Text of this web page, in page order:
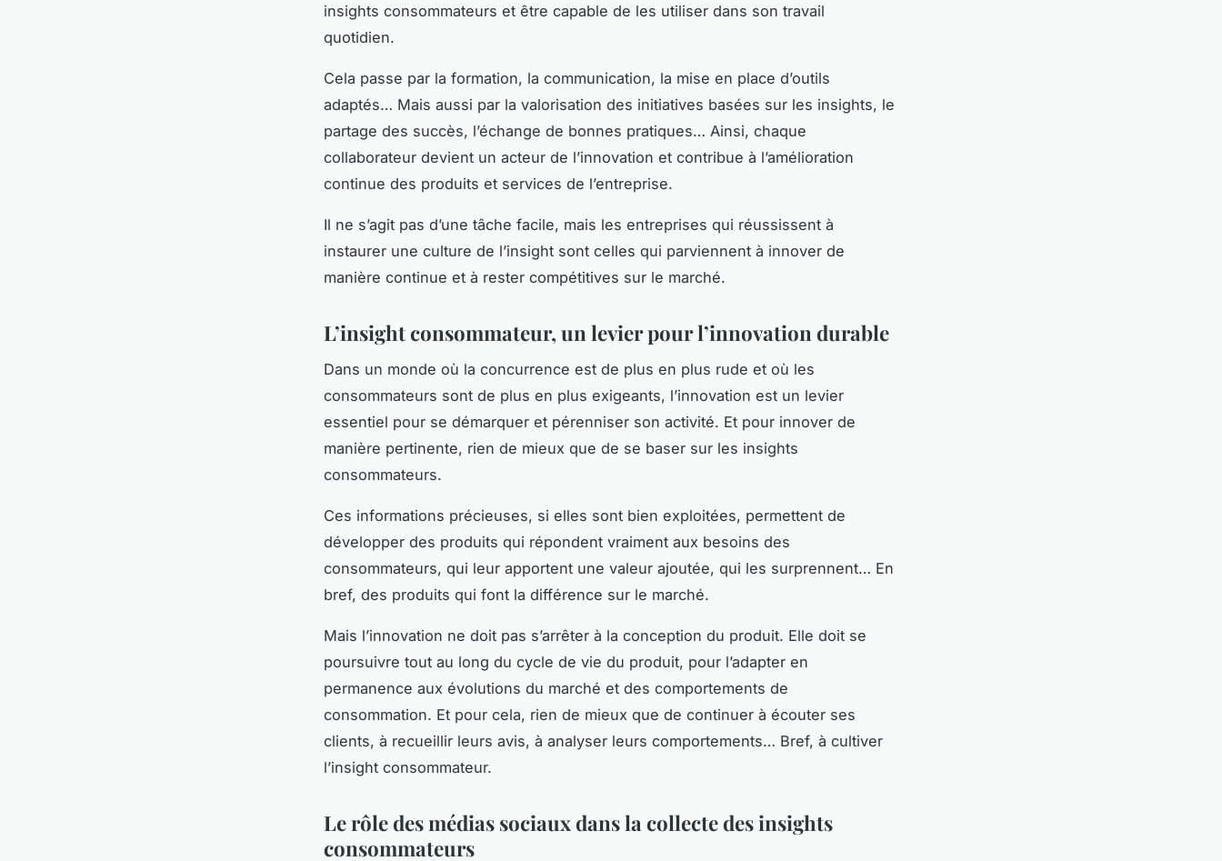
insights consommateurs et être capable de les utiliser dans son travail
quotidien.
Cela passe par la formation, la communication, la mise en place d’outils
adaptés… Mais aussi par la valorisation des initiatives basées sur les insights, le
partage des succès, l’échange de bonnes pratiques… Ainsi, chaque
collaborateur devient un acteur de l’innovation et contribue à l’amélioration
continue des produits et services de l’entreprise.
Il ne s’agit pas d’une tâche facile, mais les entreprises qui réussissent à
instaurer une culture de l’insight sont celles qui parviennent à innover de
manière continue et à rester compétitives sur le marché.
L’insight consommateur, un levier pour l’innovation durable
Dans un monde où la concurrence est de plus en plus rude et où les
consommateurs sont de plus en plus exigeants, l’innovation est un levier
essentiel pour se démarquer et pérenniser son activité. Et pour innover de
manière pertinente, rien de mieux que de se baser sur les insights
consommateurs.
Ces informations précieuses, si elles sont bien exploitées, permettent de
développer des produits qui répondent vraiment aux besoins des
consommateurs, qui leur apportent une valeur ajoutée, qui les surprennent… En
bref, des produits qui font la différence sur le marché.
Mais l’innovation ne doit pas s’arrêter à la conception du produit. Elle doit se
poursuivre tout au long du cycle de vie du produit, pour l’adapter en
permanence aux évolutions du marché et des comportements de
consommation. Et pour cela, rien de mieux que de continuer à écouter ses
clients, à recueillir leurs avis, à analyser leurs comportements… Bref, à cultiver
l’insight consommateur.
Le rôle des médias sociaux dans la collecte des insights
consommateurs